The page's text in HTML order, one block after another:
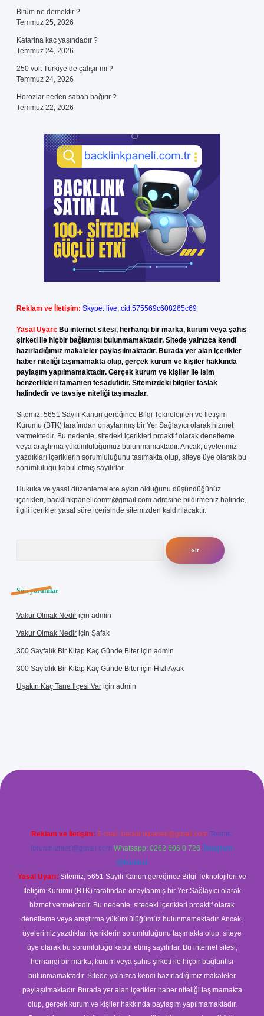
Bitüm ne demektir ?
Temmuz 25, 2026
Katarina kaç yaşındadır ?
Temmuz 24, 2026
250 volt Türkiye’de çalışır mı ?
Temmuz 24, 2026
Horozlar neden sabah bağırır ?
Temmuz 22, 2026
Reklam ve İletişim: Skype: live:.cid.575569c608265c69
Yasal Uyarı: Bu internet sitesi, herhangi bir marka, kurum veya şahıs
şirketi ile hiçbir bağlantısı bulunmamaktadır. Sitede yalnızca kendi
hazırladığımız makaleler paylaşılmaktadır. Burada yer alan içerikler
haber niteliği taşımamakta olup, gerçek kurum ve kişiler hakkında
paylaşım yapılmamaktadır. Gerçek kurum ve kişiler ile isim
benzerlikleri tamamen tesadüfidir. Sitemizdeki bilgiler taslak
halindedir ve tavsiye niteliği taşımazlar.
Sitemiz, 5651 Sayılı Kanun gereğince Bilgi Teknolojileri ve İletişim
Kurumu (BTK) tarafından onaylanmış bir Yer Sağlayıcı olarak hizmet
vermektedir. Bu nedenle, sitedeki içerikleri proaktif olarak denetleme
veya araştırma yükümlülüğümüz bulunmamaktadır. Ancak, üyelerimiz
yazdıkları içeriklerin sorumluluğunu taşımakta olup, siteye üye olarak bu
sorumluluğu kabul etmiş sayılırlar.
Hukuka ve yasal düzenlemelere aykırı olduğunu düşündüğünüz
içerikleri, backlinkpanelicomtr@gmail.com adresine bildirmeniz halinde,
ilgili içerikler yasal süre içerisinde sitemizden kaldırılacaktır.
Son yorumlar
Vakur Olmak Nedir için admin
Vakur Olmak Nedir için Şafak
300 Sayfalık Bir Kitap Kaç Günde Biter için admin
300 Sayfalık Bir Kitap Kaç Günde Biter için HızlıAyak
Uşakın Kaç Tane Ilçesi Var için admin
Reklam ve İletişim: E-mail: backlinkpaneli@gmail.com Teams:
forumhizmeti@gmail.com Whatsapp: 0262 606 0 726 Telegram:
@karabul
Yasal Uyarı: Sitemiz, 5651 Sayılı Kanun gereğince Bilgi Teknolojileri ve
İletişim Kurumu (BTK) tarafından onaylanmış bir Yer Sağlayıcı olarak
hizmet vermektedir. Bu nedenle, sitedeki içerikleri proaktif olarak
denetleme veya araştırma yükümlülüğümüz bulunmamaktadır. Ancak,
üyelerimiz yazdıkları içeriklerin sorumluluğunu taşımakta olup, siteye
üye olarak bu sorumluluğu kabul etmiş sayılırlar. Bu internet sitesi,
herhangi bir marka, kurum veya şahıs şirketi ile hiçbir bağlantısı
bulunmamaktadır. Sitede yalnızca kendi hazırladığımız makaleler
paylaşılmaktadır. Burada yer alan içerikler haber niteliği taşımamakta
olup, gerçek kurum ve kişiler hakkında paylaşım yapılmamaktadır.